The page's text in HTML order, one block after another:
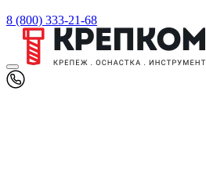
8 (800) 333-21-68